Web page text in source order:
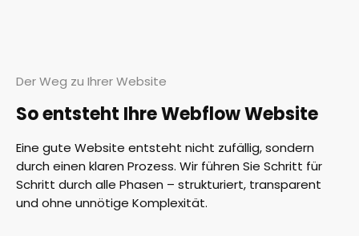
Der Weg zu Ihrer Website
So entsteht Ihre Webflow Website
Eine gute Website entsteht nicht zufällig, sondern
durch einen klaren Prozess. Wir führen Sie Schritt für
Schritt durch alle Phasen – strukturiert, transparent
und ohne unnötige Komplexität.